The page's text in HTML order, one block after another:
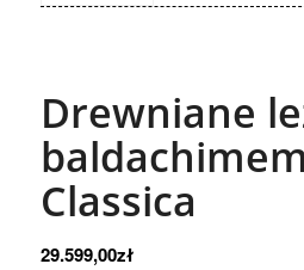
Drewniane
Classica
29.599,00zł